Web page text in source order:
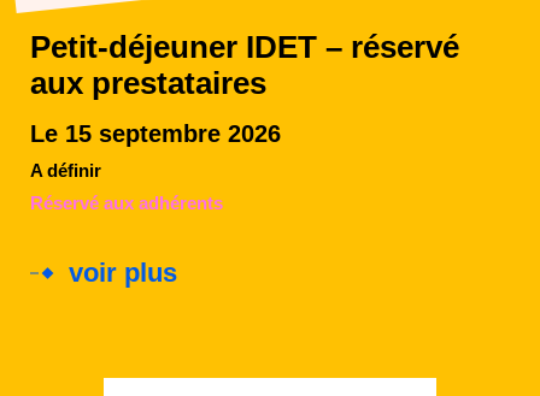
Petit-déjeuner IDET – réservé
aux prestataires
Le 15 septembre 2026
A définir
Réservé aux adhérents
voir plus